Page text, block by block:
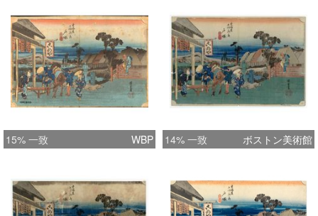
15% 一致 WBP 14% 一致 ボストン美術館